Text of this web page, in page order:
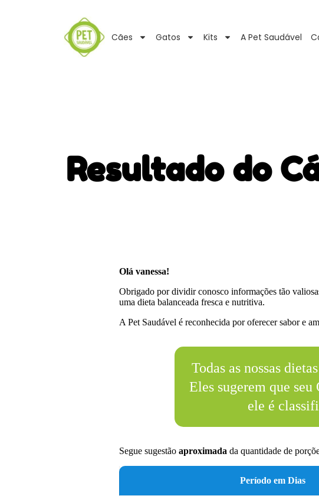
Cães Gatos Kits A Pet Saudável
Resultado do
Olá vanessa!
Obrigado por dividir conosco informações tão
uma dieta balanceada fresca e nutritiva.
A Pet Saudável é reconhecida por oferecer sabor e
Todas as nossas
Eles sugerem que
ele é
Segue sugestão aproximada da quantidade de
Período em Dias